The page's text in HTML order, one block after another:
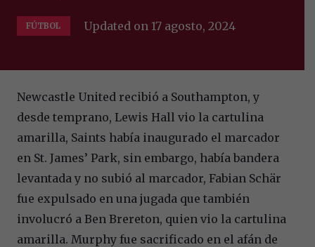
FÚTBOL Updated on 17 agosto, 2024
Newcastle United recibió a Southampton, y
desde temprano, Lewis Hall vio la cartulina
amarilla, Saints había inaugurado el marcador
en St. James’ Park, sin embargo, había bandera
levantada y no subió al marcador, Fabian Schär
fue expulsado en una jugada que también
involucró a Ben Brereton, quien vio la cartulina
amarilla. Murphy fue sacrificado en el afán de